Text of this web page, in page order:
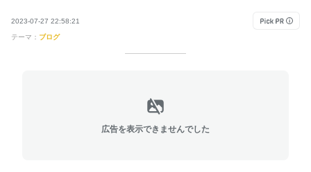
2023-07-27 22:58:21
テーマ： ブログ
広告を表示できませんでした